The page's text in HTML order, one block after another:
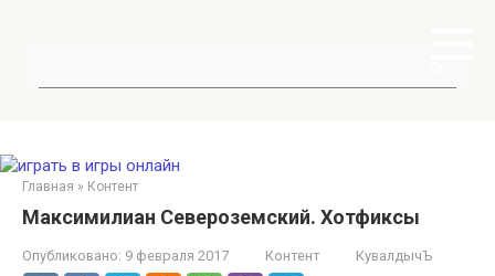
Главная » Контент
Максимилиан Североземский. Хотфиксы
Опубликовано: 9 февраля 2017 Контент КувалдычЪ